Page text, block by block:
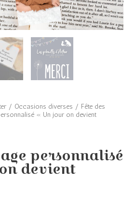
/ Occasions diverses / Fête des
« Un jour on devient
personnalisé
devient